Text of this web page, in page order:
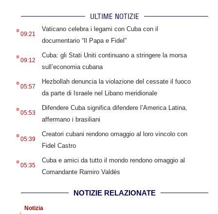
ULTIME NOTIZIE
.09:21
Vaticano celebra i legami con Cuba con il
documentario “Il Papa e Fidel”
.09:12
Cuba: gli Stati Uniti continuano a stringere la morsa
sull’economia cubana
.05:57
Hezbollah denuncia la violazione del cessate il fuoco
da parte di Israele nel Libano meridionale
.05:53
Difendere Cuba significa difendere l’America Latina,
affermano i brasiliani
.05:39
Creatori cubani rendono omaggio al loro vincolo con
Fidel Castro
.05:35
Cuba e amici da tutto il mondo rendono omaggio al
Comandante Ramiro Valdés
NOTIZIE RELAZIONATE
Notizia